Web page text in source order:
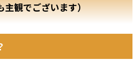
主観でございます）